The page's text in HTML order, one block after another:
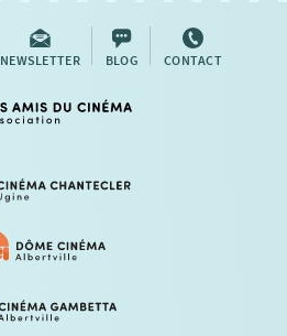
NEWSLETTER BLOG CONTACT